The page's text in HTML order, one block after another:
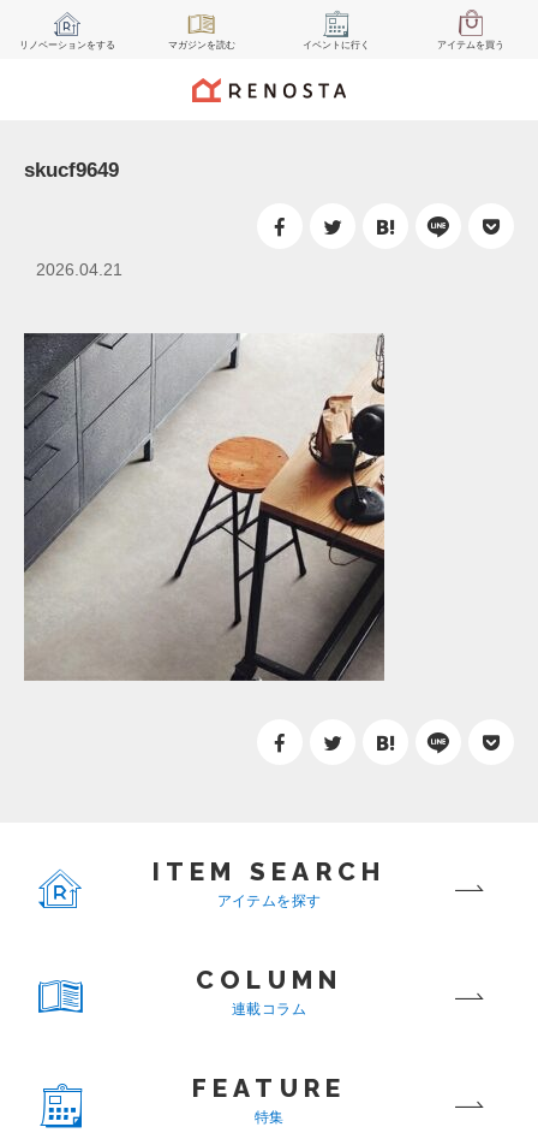
リノベーションをする マガジンを読む イベント に行く アイテムを買う
skucf9649
2026.04.21
ITEM SEARCH
アイテムを探す
COLUMN
連載コラム
FEATURE
特集